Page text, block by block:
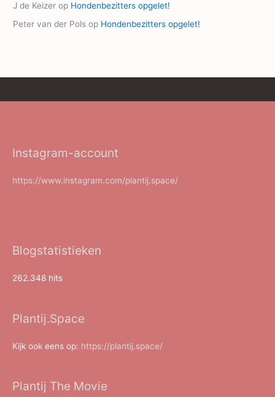
J de Keizer op Hondenbezitters opgelet!
Peter van der Pols op Hondenbezitters opgelet!
Instagram-account
https://www.instagram.com/plantij.space/
Blogstatistieken
262.348 hits
Plantij.Space
Kijk ook eens op: https://plantij.space/
Plantij The Movie